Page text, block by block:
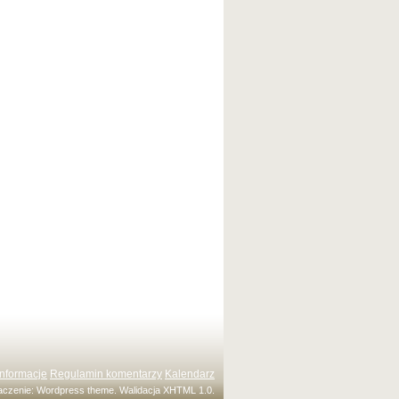
Regulamin komentarzy Kalendarz
Wordpress theme. WalidacjaXHTML 1.0.